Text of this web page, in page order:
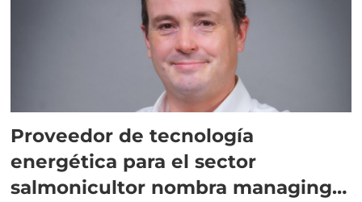
Proveedor de tecnología
energética para el sector
salmonicultor nombra managing